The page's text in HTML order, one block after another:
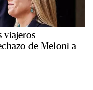
viajeros
de Meloni a